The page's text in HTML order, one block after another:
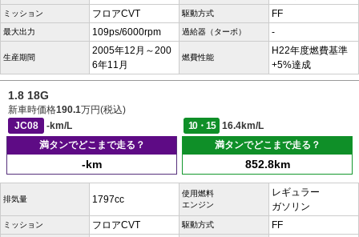
ミッション フロアCVT 駆動方式 FF
最大出力 109ps/6000rpm 過給器（ターボ） -
生産期間
2005年12月～200
6年11月
燃費性能
H22年度燃費基準
+5%達成
1.8 18G
新車時価格190.1万円(税込)
JC08
-km/L 10・15
16.4km/L
満タンでどこまで走る？
-km
満タンでどこまで走る？
852.8km
排気量 1797cc
使用燃料
エンジン
レギュラー
ガソリン
ミッション フロアCVT 駆動方式 FF